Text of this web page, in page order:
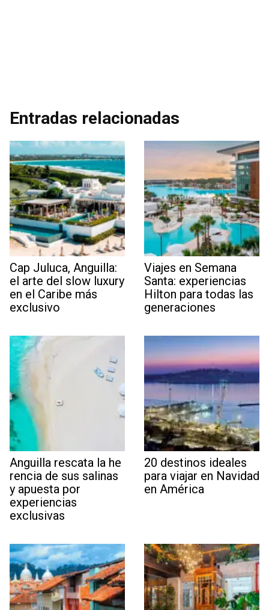
Entradas relacionadas
Cap Juluca, Anguilla:
el arte del slow luxury
en el Caribe más
exclusivo
Viajes en Semana
Santa: experiencias
Hilton para todas las
generaciones
Anguilla rescata la he
rencia de sus salinas
y apuesta por
experiencias
exclusivas
20 destinos ideales
para viajar en Navidad
en América